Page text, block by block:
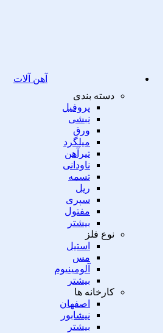
آهن آلات
دسته بندی
پروفیل
نبشی
ورق
میلگرد
تیرآهن
ناودانی
تسمه
ریل
سپری
مفتول
بیشتر
نوع فلز
استیل
مس
آلومینیوم
بیشتر
کارخانه ها
اصفهان
نیشابور
بیشتر